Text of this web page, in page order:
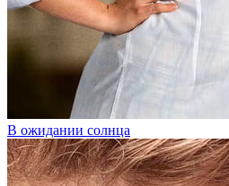
В ожидании солнца